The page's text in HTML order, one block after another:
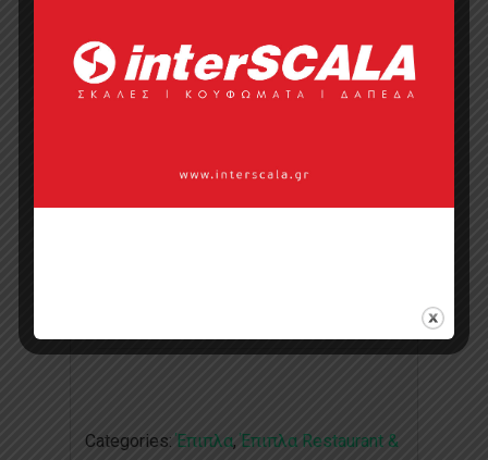
Προσφορά
Categories:Έπιπλα,Έπιπλα Restaurant &